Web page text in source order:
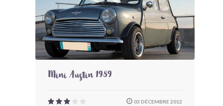
Mini Austin 1989
03 DÉCEMBRE 2012